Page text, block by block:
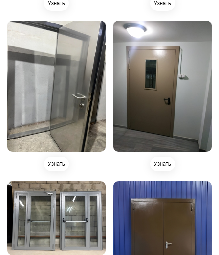
Узнать
Узнать
Узнать
Узнать